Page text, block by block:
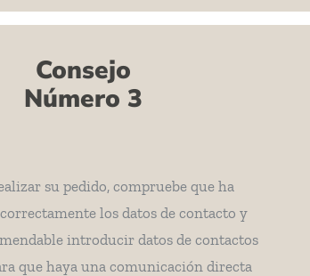
Consejo
Número 3
su pedido, compruebe que ha
los datos de contacto y
introducir datos de contactos
que haya una comunicación directa